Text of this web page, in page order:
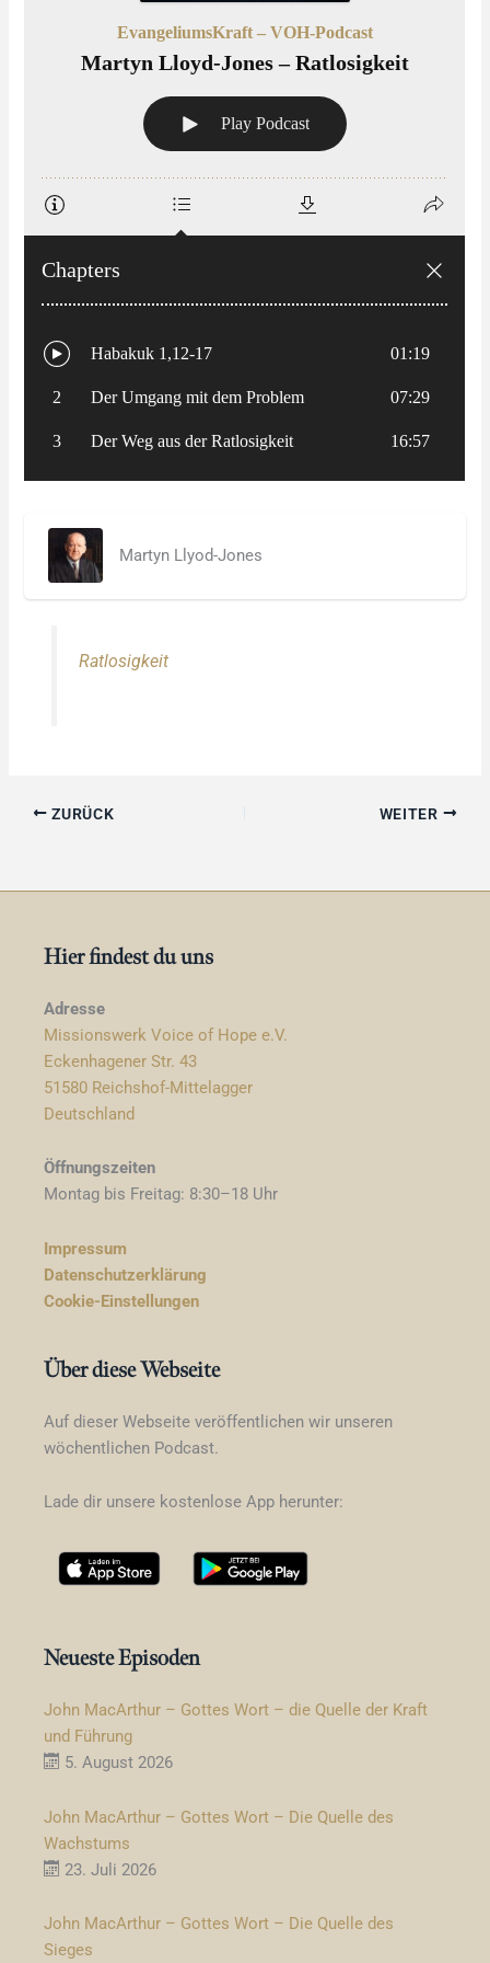
Martyn Llyod-Jones
Ratlosigkeit
ZURÜCK WEITER
Hier findest du uns
Adresse
Missionswerk Voice of Hope e.V.
Eckenhagener Str. 43
51580 Reichshof-Mittelagger
Deutschland
Öffnungszeiten
Montag bis Freitag: 8:30–18 Uhr
Impressum
Datenschutzerklärung
Cookie-Einstellungen
Über diese Webseite
Auf dieser Webseite veröffentlichen wir unseren
wöchentlichen Podcast.
Lade dir unsere kostenlose App herunter:
Neueste Episoden
John MacArthur – Gottes Wort – die Quelle der Kraft
und Führung
5. August 2026
John MacArthur – Gottes Wort – Die Quelle des
Wachstums
23. Juli 2026
John MacArthur – Gottes Wort – Die Quelle des
Sieges